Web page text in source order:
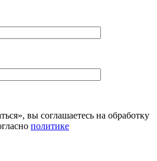
вы соглашаетесь на обработку
политике